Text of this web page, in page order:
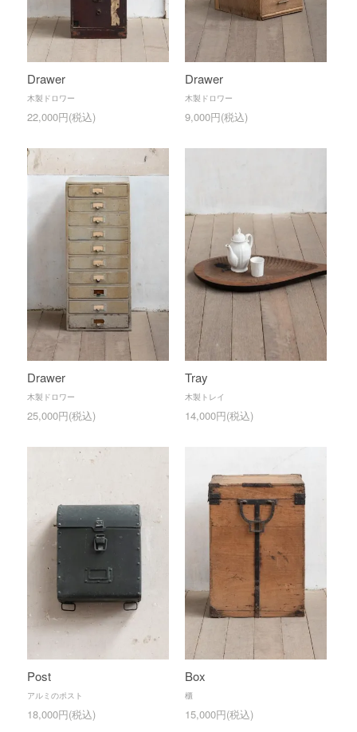
Drawer
木製ドロワー
22,000円(税込)
Drawer
木製ドロワー
9,000円(税込)
Drawer
木製ドロワー
25,000円(税込)
Tray
木製トレイ
14,000円(税込)
Post
アルミのポスト
18,000円(税込)
Box
櫃
15,000円(税込)